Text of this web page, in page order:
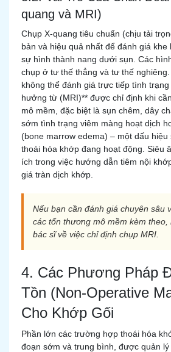
quang và MRI)
Chụp X-quang tiêu chuẩn (chịu tải
bản và hiệu quả nhất để đánh giá
sự hình thành nang dưới sụn. Các
chụp ở tư thế thẳng và tư thế
không thể đánh giá trực tiếp tình trạng
hưởng từ (MRI)** được chỉ định khi
mô mềm, đặc biệt là sụn chêm, dây
sớm tình trạng viêm màng hoạt dịch
(bone marrow edema) – một dấu hiệu
thoái hóa khớp đang hoạt động. Siêu
ích trong việc hướng dẫn tiêm nội
giá tràn dịch khớp.
Nếu bạn cần đánh giá chuyên sâu
các tổn thương mô mềm kèm theo,
bác sĩ về việc chỉ định chụp MRI.
4. Các Phương Pháp
Tồn (Non-Operative
Cho Khớp Gối
Phần lớn các trường hợp thoái hóa
đoạn sớm và trung bình, được quản